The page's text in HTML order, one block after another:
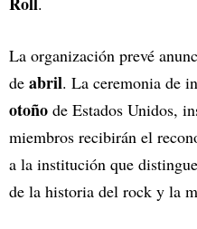
La organización prevé
de abril. La ceremonia de
otoño de Estados Unidos,
miembros recibirán el
a la institución que
de la historia del rock y la